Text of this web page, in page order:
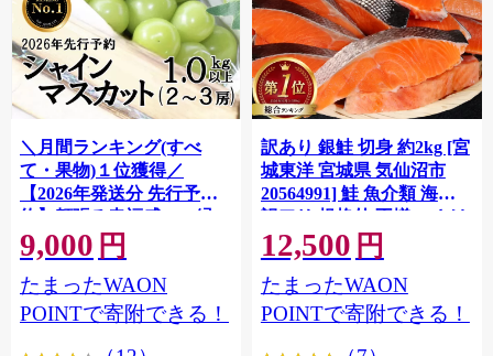
＼月間ランキング(すべ
て・果物)１位獲得／
【2026年発送分 先行予
約】頬張る幸福感 〜緑の
宝石・ シャインマスカッ
ト 〜 １ｋｇ以上（２〜３
房） フルーツ 山梨県産 果
物 くだもの シャイン マス
9,000 円
たまったWAON
POINTで寄附できる！
訳あり 銀鮭 切身 約2kg [宮
城東洋 宮城県 気仙沼市
20564991] 鮭 魚介類 海鮮
訳アリ 規格外 不揃い さけ
サケ 鮭切身 シャケ 切り身
冷凍 家庭用 おかず 弁当 支
援 サーモン 銀鮭切り身 魚
わけあり
12,500 円
たまったWAON
POINTで寄附できる！